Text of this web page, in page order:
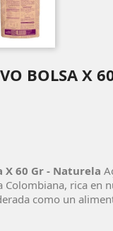
BOLSA X
X 60 Gr - Naturela
Colombiana, rica en
como un